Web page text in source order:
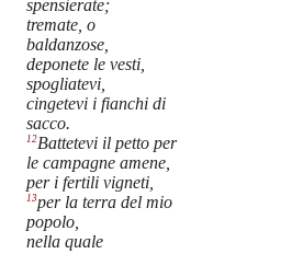
spensierate;
tremate, o
baldanzose,
deponete le vesti,
spogliatevi,
cingetevi i fianchi di
sacco.
12Battetevi il petto per
le campagne amene,
per i fertili vigneti,
13per la terra del mio
popolo,
nella quale